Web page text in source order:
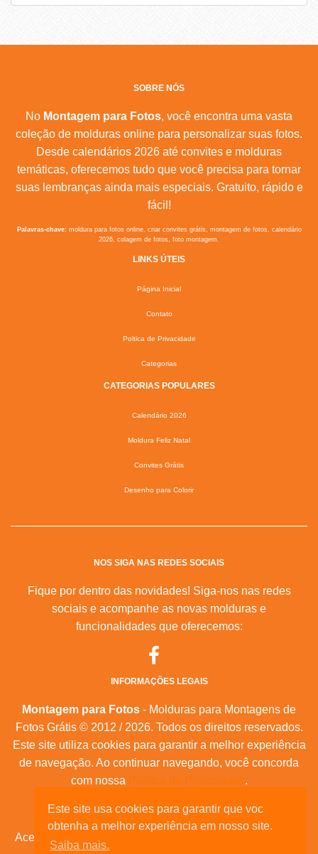
Este site usa cookies para garantir que voc
obtenha a melhor experiência em nosso site.
Saiba mais.
SOBRE NÓS
No Montagem para Fotos, você encontra uma vasta
coleção de molduras online para personalizar suas fotos.
Desde calendários 2026 até convites e molduras
temáticas, oferecemos tudo que você precisa para tornar
suas lembranças ainda mais especiais. Gratuito, rápido e
fácil!
Palavras-chave:moldura para fotos online, criar convites grátis, montagem de fotos, calendário
2026, colagem de fotos, foto montagem.
LINKS ÚTEIS
Página Inicial
Contato
Poltica de Privacidade
Categorias
CATEGORIAS POPULARES
Calendário 2026
Moldura Feliz Natal
Convites Grátis
Desenho para Colorir
NOS SIGA NAS REDES SOCIAIS
Fique por dentro das novidades! Siga-nos nas redes
sociais e acompanhe as novas molduras e
funcionalidades que oferecemos:
INFORMAÇÕES LEGAIS
Montagem para Fotos - Molduras para Montagens de
Fotos Grátis © 2012 / 2026. Todos os direitos reservados.
Este site utiliza cookies para garantir a melhor experiência
de navegação. Ao continuar navegando, você concorda
com nossa Política de Privacidade.
Mapa do Site |Feeds RSS |Sobre Nós
Acesse nossas molduras para: